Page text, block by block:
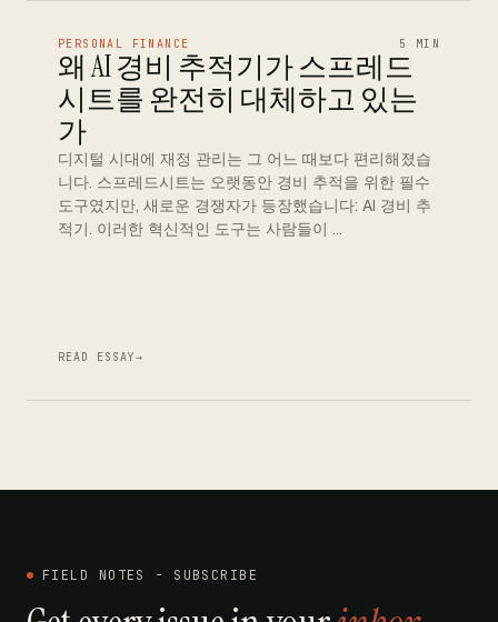
PERSONAL FINANCE 5 MIN
왜 AI 경비 추적기가 스프레드
시트를 완전히 대체하고 있는
가
디지털 시대에 재정 관리는 그 어느 때보다 편리해졌습
니다. 스프레드시트는 오랫동안 경비 추적을 위한 필수
도구였지만, 새로운 경쟁자가 등장했습니다: AI 경비 추
적기. 이러한 혁신적인 도구는 사람들이 …
READ ESSAY→
FIELD NOTES - SUBSCRIBE